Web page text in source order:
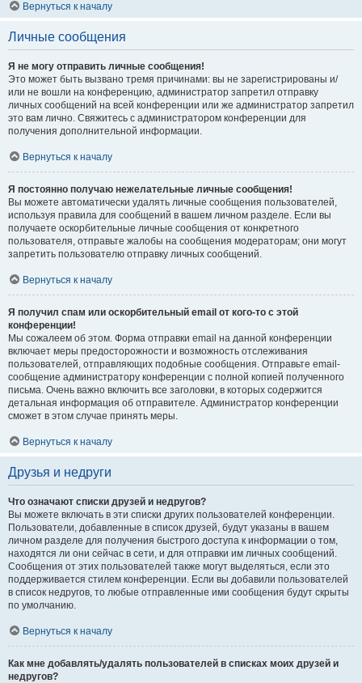
Вернуться к началу
Личные сообщения
Я не могу отправить личные сообщения!
Это может быть вызвано тремя причинами: вы не зарегистрированы и/
или не вошли на конференцию, администратор запретил отправку
личных сообщений на всей конференции или же администратор запретил
это вам лично. Свяжитесь с администратором конференции для
получения дополнительной информации.
Вернуться к началу
Я постоянно получаю нежелательные личные сообщения!
Вы можете автоматически удалять личные сообщения пользователей,
используя правила для сообщений в вашем личном разделе. Если вы
получаете оскорбительные личные сообщения от конкретного
пользователя, отправьте жалобы на сообщения модераторам; они могут
запретить пользователю отправку личных сообщений.
Вернуться к началу
Я получил спам или оскорбительный email от кого-то с этой
конференции!
Мы сожалеем об этом. Форма отправки email на данной конференции
включает меры предосторожности и возможность отслеживания
пользователей, отправляющих подобные сообщения. Отправьте email-
сообщение администратору конференции с полной копией полученного
письма. Очень важно включить все заголовки, в которых содержится
детальная информация об отправителе. Администратор конференции
сможет в этом случае принять меры.
Вернуться к началу
Друзья и недруги
Что означают списки друзей и недругов?
Вы можете включать в эти списки других пользователей конференции.
Пользователи, добавленные в список друзей, будут указаны в вашем
личном разделе для получения быстрого доступа к информации о том,
находятся ли они сейчас в сети, и для отправки им личных сообщений.
Сообщения от этих пользователей также могут выделяться, если это
поддерживается стилем конференции. Если вы добавили пользователей
в список недругов, то любые отправленные ими сообщения будут скрыты
по умолчанию.
Вернуться к началу
Как мне добавлять/удалять пользователей в списках моих друзей и
недругов?